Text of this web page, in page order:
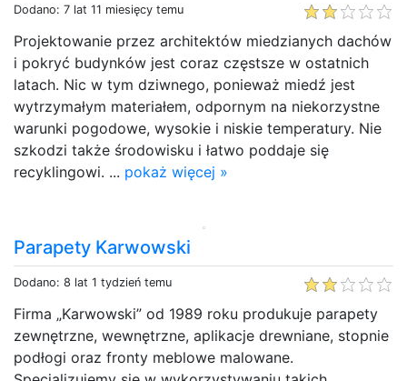
Dodano: 7 lat 11 miesięcy temu
Projektowanie przez architektów miedzianych dachów
i pokryć budynków jest coraz częstsze w ostatnich
latach. Nic w tym dziwnego, ponieważ miedź jest
wytrzymałym materiałem, odpornym na niekorzystne
warunki pogodowe, wysokie i niskie temperatury. Nie
szkodzi także środowisku i łatwo poddaje się
recyklingowi. ... pokaż więcej »
Parapety Karwowski
Dodano: 8 lat 1 tydzień temu
Firma „Karwowski” od 1989 roku produkuje parapety
zewnętrzne, wewnętrzne, aplikacje drewniane, stopnie
podłogi oraz fronty meblowe malowane.